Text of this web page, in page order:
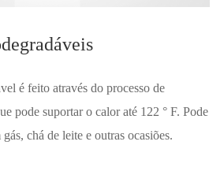
é feito através do processo de
pode suportar o calor até 122 ° F. Pode
chá de leite e outras ocasiões.